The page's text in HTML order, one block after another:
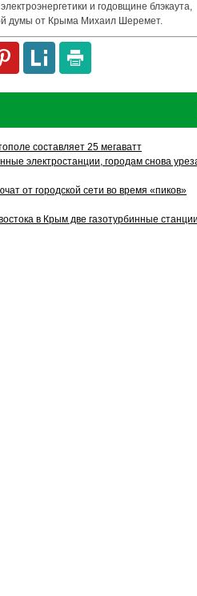
и годовщине блэкаута,
думы от Крыма Михаил Шеремет.
составляет 25 мегаватт
электростанции, городам снова
от городской сети во время «пиков»
в Крым две газотурбинные станции